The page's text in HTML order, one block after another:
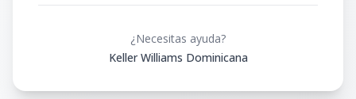
¿Necesitas ayuda?
Keller Williams Dominicana